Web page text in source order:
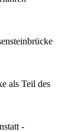
als Teil des
-